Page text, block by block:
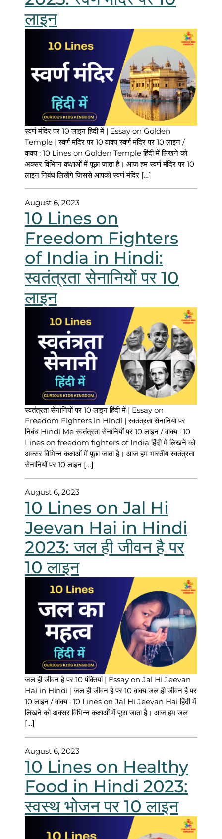
लाइन
स्वर्ण मंदिर पर 10 लाइन हिंदी में | Essay on Golden
Temple | स्वर्ण मंदिर पर 10 वाक्य स्वर्ण मंदिर पर 10 लाइन /
वाक्य : 10 Lines on Golden Temple हिंदी में लिखने को
अक्सर विभिन्न कक्षाओं में पूछा जाता है। आज हम स्वर्ण मंदिर पर 10
लाइन निबंध लिखेंगे जिससे आपको स्वर्ण मंदिर […]
August 6, 2023
10 Lines on
Freedom Fighters
of India in Hindi:
स्वतंत्रता सेनानियों पर 10
लाइन
स्वतंत्रता सेनानियों पर 10 लाइन हिंदी में | Essay on
Freedom Fighters in Hindi | स्वतंत्रता सेनानियों पर
निबंध Hindi Me स्वतंत्रता सेनानियों पर 10 लाइन / वाक्य : 10
Lines on freedom fighters of India हिंदी में लिखने को
अक्सर विभिन्न कक्षाओं में पूछा जाता है। आज हम भारतीय स्वतंत्रता
सेनानियों पर 10 लाइन […]
August 6, 2023
10 Lines on Jal Hi
Jeevan Hai in Hindi
2023: जल ही जीवन है पर
10 लाइन
जल ही जीवन है पर 10 पंक्तियां | Essay on Jal Hi Jeevan
Hai in Hindi | जल ही जीवन है पर 10 वाक्य जल ही जीवन है पर
10 लाइन / वाक्य : 10 Lines on Jal Hi Jeevan Hai हिंदी में
लिखने को अक्सर विभिन्न कक्षाओं में पूछा जाता है। आज हम जल
[…]
August 6, 2023
10 Lines on Healthy
Food in Hindi 2023:
स्वस्थ भोजन पर 10 लाइन